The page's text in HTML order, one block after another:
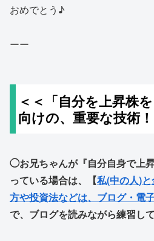
おめでとう♪
ーー
＜＜「自分を上昇株
向けの、重要な技術
◯お兄ちゃんが『自分自身で上
っている場合は、【私(中の人)
方や投資法などは、ブログ・電
で、ブログを読みながら練習し